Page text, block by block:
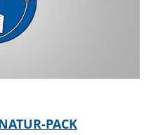
PACK